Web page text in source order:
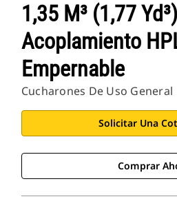
1,35 M³ (1,77
Acoplamiento
Empernable
Cucharones De Uso General
Solicitar Una
Comprar